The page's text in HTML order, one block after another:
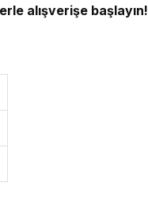
alışverişe başlayın!